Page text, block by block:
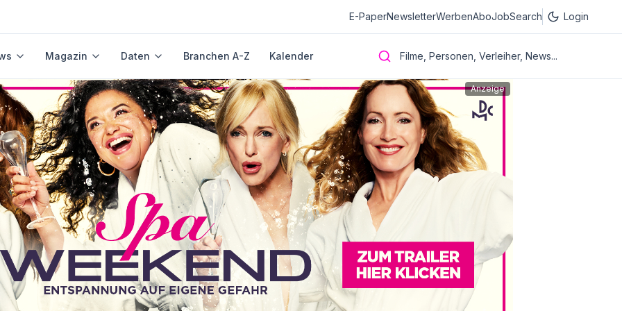
E-PaperNewsletterWerbenAboJobSearch Login
Magazin Daten Branchen A-Z Kalender Filme, Personen, Verleiher, News...
Anzeige